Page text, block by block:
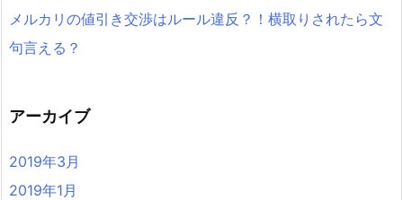
メルカリの値引き交渉はルール違反？！横取りされたら文
句言える？
アーカイブ
2019年3月
2019年1月